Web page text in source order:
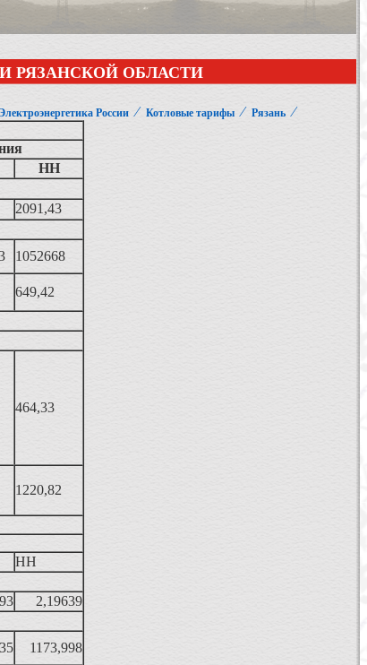
РЯЗАНСКОЙ ОБЛАСТИ
России ⁄ Котловые тарифы ⁄ Рязань ⁄
НН
2091,43
1052668
649,42
464,33
1220,82
НН
2,19639
1173,998